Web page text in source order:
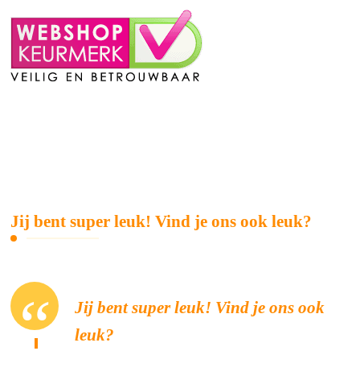
Jij bent super leuk! Vind je ons ook leuk?
Jij bent super leuk! Vind je ons ook
leuk?